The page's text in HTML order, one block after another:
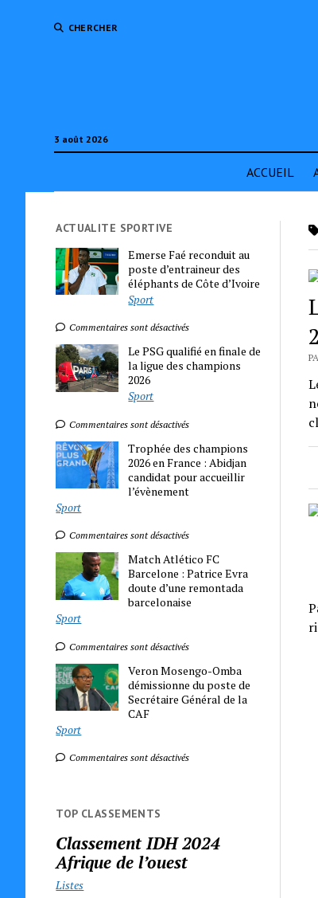
CHERCHER
3 août 2026
ACCUEIL
ACTUALITE SPORTIVE
Emerse Faé reconduit au
poste d’entraineur des
éléphants de Côte d’Ivoire
Sport
Commentaires sont désactivés
Le PSG qualifié en finale de
la ligue des champions
2026
Sport
Commentaires sont désactivés
Trophée des champions
2026 en France : Abidjan
candidat pour accueillir
l’évènement
Sport
Commentaires sont désactivés
Match Atlético FC
Barcelone : Patrice Evra
doute d’une remontada
barcelonaise
Sport
Commentaires sont désactivés
Veron Mosengo-Omba
démissionne du poste de
Secrétaire Général de la
CAF
Sport
Commentaires sont désactivés
TOP CLASSEMENTS
Classement IDH 2024
Afrique de l’ouest
Listes